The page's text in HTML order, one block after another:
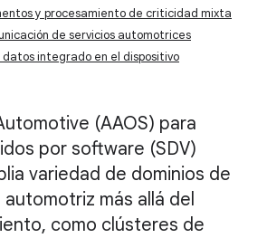
y procesamiento de criticidad mixta
de servicios automotrices
integrado en el dispositivo
(AAOS) para
por software (SDV)
variedad de dominios de
más allá del
como clústeres de